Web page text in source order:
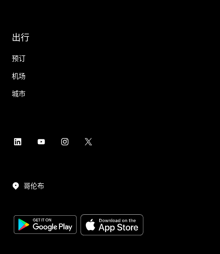
出行
预订
机场
城市
哥伦布